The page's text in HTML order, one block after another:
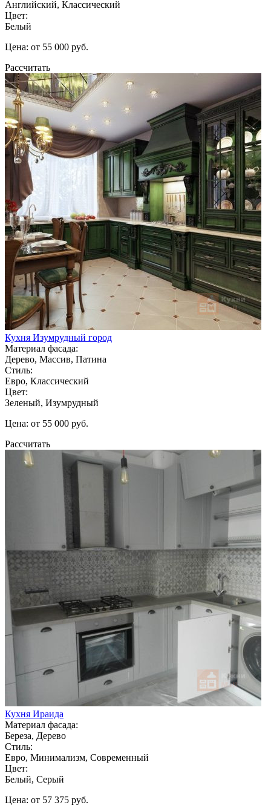
Английский, Классический
Цвет:
Белый
Цена: от 55 000 руб.
Рассчитать
Кухня Изумрудный город
Материал фасада:
Дерево, Массив, Патина
Стиль:
Евро, Классический
Цвет:
Зеленый, Изумрудный
Цена: от 55 000 руб.
Рассчитать
Кухня Ираида
Материал фасада:
Береза, Дерево
Стиль:
Евро, Минимализм, Современный
Цвет:
Белый, Серый
Цена: от 57 375 руб.